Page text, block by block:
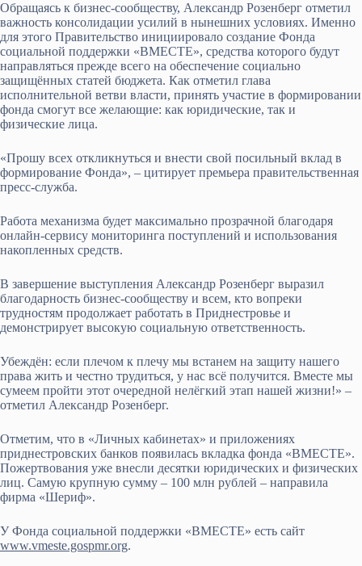
Обращаясь к бизнес-сообществу, Александр Розенберг отметил
важность консолидации усилий в нынешних условиях. Именно
для этого Правительство инициировало создание Фонда
социальной поддержки «ВМЕСТЕ», средства которого будут
направляться прежде всего на обеспечение социально
защищённых статей бюджета. Как отметил глава
исполнительной ветви власти, принять участие в формировании
фонда смогут все желающие: как юридические, так и
физические лица.
«Прошу всех откликнуться и внести свой посильный вклад в
формирование Фонда», – цитирует премьера правительственная
пресс-служба.
Работа механизма будет максимально прозрачной благодаря
онлайн-сервису мониторинга поступлений и использования
накопленных средств.
В завершение выступления Александр Розенберг выразил
благодарность бизнес-сообществу и всем, кто вопреки
трудностям продолжает работать в Приднестровье и
демонстрирует высокую социальную ответственность.
Убеждён: если плечом к плечу мы встанем на защиту нашего
права жить и честно трудиться, у нас всё получится. Вместе мы
сумеем пройти этот очередной нелёгкий этап нашей жизни!» –
отметил Александр Розенберг.
Отметим, что в «Личных кабинетах» и приложениях
приднестровских банков появилась вкладка фонда «ВМЕСТЕ».
Пожертвования уже внесли десятки юридических и физических
лиц. Самую крупную сумму – 100 млн рублей – направила
фирма «Шериф».
У Фонда социальной поддержки «ВМЕСТЕ» есть сайт
www.vmeste.gospmr.org.